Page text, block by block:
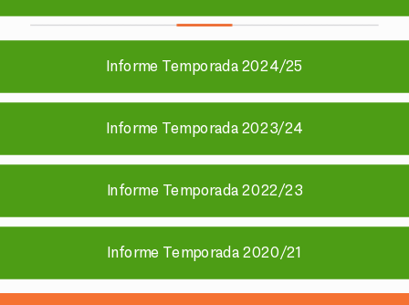
Informe Temporada 2024/25
Informe Temporada 2023/24
Informe Temporada 2022/23
Informe Temporada 2020/21